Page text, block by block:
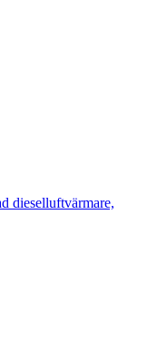
dieselluftvärmare,